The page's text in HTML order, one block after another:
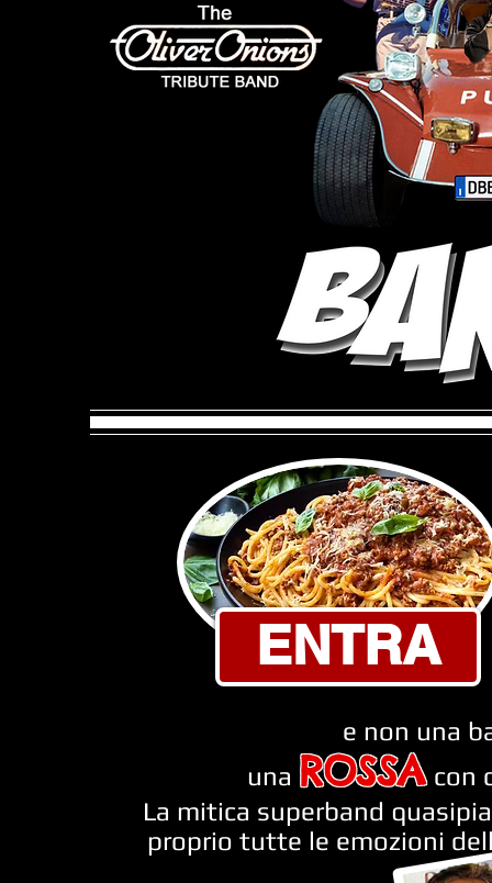
ENTRA
e non una
una ROSSA con
La mitica superband
proprio tutte le emozioni